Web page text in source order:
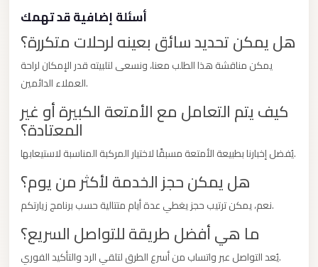
أسئلة إضافية قد تهمك
هل يمكن تحديد سائق بعينه لرحلات متكررة؟
يمكن مناقشة هذا الطلب معنا، ونسعى لتلبيته قدر الإمكان لراحة
العملاء الدائمين.
كيف يتم التعامل مع الأمتعة الكبيرة أو غير
المعتادة؟
يُفضل إخبارنا بطبيعة الأمتعة مسبقًا لاختيار المركبة المناسبة لاستيعابها.
هل يمكن حجز الخدمة لأكثر من يوم؟
نعم، يمكن ترتيب حجز يغطي عدة أيام متتالية حسب برنامج زيارتكم.
ما هي أفضل طريقة للتواصل السريع؟
يُعد التواصل عبر واتساب من أسرع الطرق لتلقي الرد والتأكيد الفوري.
New
Administrative
Capital
Limousine
Nasr
City
Taxi
Nasr
Limousine
Service
Nasr